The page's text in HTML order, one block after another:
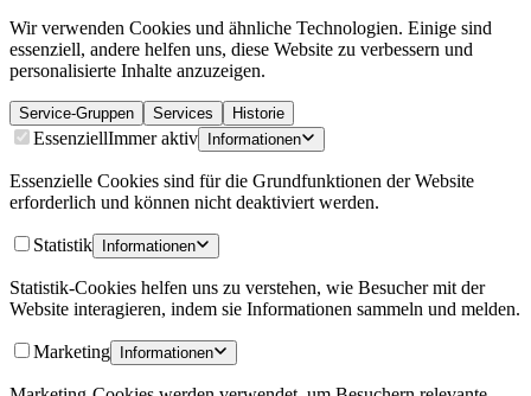
Wir verwenden Cookies und ähnliche Technologien. Einige sind
essenziell, andere helfen uns, diese Website zu verbessern und
personalisierte Inhalte anzuzeigen.
Service-Gruppen Services Historie
EssenziellImmer aktiv Informationen
Essenzielle Cookies sind für die Grundfunktionen der Website
erforderlich und können nicht deaktiviert werden.
Statistik Informationen
Statistik-Cookies helfen uns zu verstehen, wie Besucher mit der
Website interagieren, indem sie Informationen sammeln und melden.
Marketing Informationen